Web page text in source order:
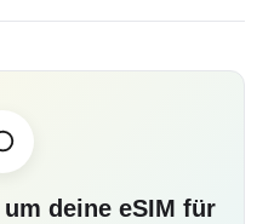
deine eSIM für